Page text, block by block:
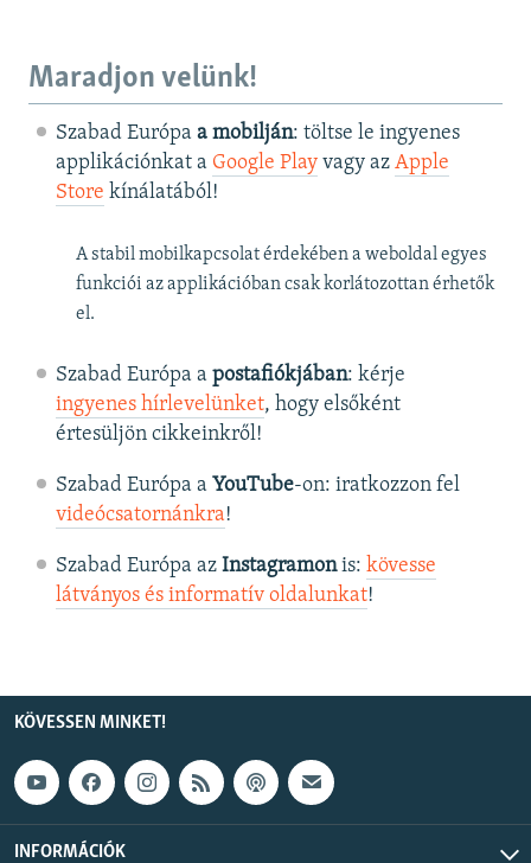
Maradjon velünk!
Szabad Európa a mobilján: töltse le ingyenes
applikációnkat a Google Playvagy az Apple
Store kínálatából!
A stabil mobilkapcsolat érdekében a weboldal egyes
funkciói az applikációban csak korlátozottan érhetők
el.
Szabad Európa a postafiókjában: kérje
ingyenes hírlevelünket, hogy elsőként
értesüljön cikkeinkről!
Szabad Európa a YouTube-on: iratkozzon fel
videócsatornánkra!
Szabad Európa az Instagramonis: kövesse
látványos és informatív oldalunkat! ​
KÖVESSEN MINKET!
INFORMÁCIÓK